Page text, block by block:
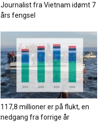
Journalist fra Vietnam idømt 7
års fengsel
117,8 millioner er på flukt, en
nedgang fra forrige år